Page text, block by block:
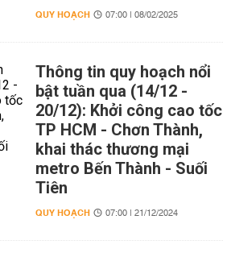
QUY HOẠCH 07:00 | 08/02/2025
Thông tin quy hoạch nổi
bật tuần qua (14/12 -
20/12): Khởi công cao tốc
TP HCM - Chơn Thành,
khai thác thương mại
metro Bến Thành - Suối
Tiên
QUY HOẠCH 07:00 | 21/12/2024